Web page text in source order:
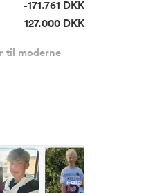
-171.761 DKK
127.000 DKK
til moderne